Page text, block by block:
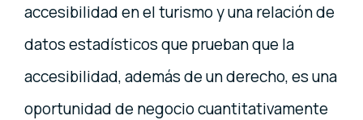
accesibilidad en el turismo y una relación de
datos estadísticos que prueban que la
accesibilidad, además de un derecho, es una
oportunidad de negocio cuantitativamente